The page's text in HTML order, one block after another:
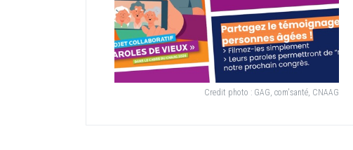
Credit photo : GAG, com'santé, CNAAG